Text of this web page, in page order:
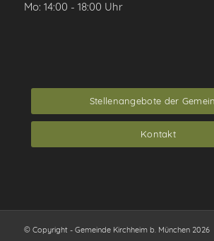
Mo: 14:00 - 18:00 Uhr
Stellenangebote der
Kontakt
© Copyright - Gemeinde Kirchheim b. München 2026